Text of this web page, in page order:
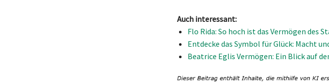
Auch interessant:
Flo Rida: So hoch ist das Vermögen des
Entdecke das Symbol für Glück: Macht
Beatrice Eglis Vermögen: Ein Blick auf